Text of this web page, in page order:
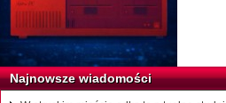
Najnowsze wiadomości